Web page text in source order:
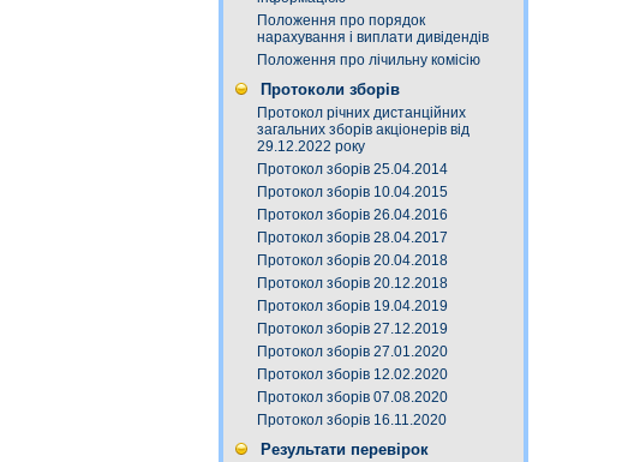
Положення про порядок
нарахування і виплати дивідендів
Положення про лічильну комісію
Протоколи зборів
Протокол річних дистанційних
загальних зборів акціонерів від
29.12.2022 року
Протокол зборів 25.04.2014
Протокол зборів 10.04.2015
Протокол зборів 26.04.2016
Протокол зборів 28.04.2017
Протокол зборів 20.04.2018
Протокол зборів 20.12.2018
Протокол зборів 19.04.2019
Протокол зборів 27.12.2019
Протокол зборів 27.01.2020
Протокол зборів 12.02.2020
Протокол зборів 07.08.2020
Протокол зборів 16.11.2020
Результати перевірок